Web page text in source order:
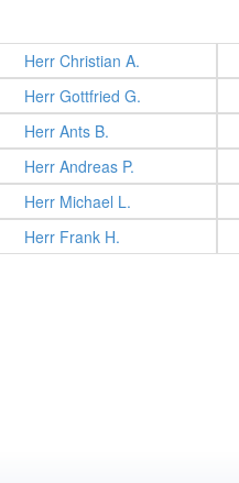
Herr Christian A.
Herr Gottfried G.
Herr Ants B.
Herr Andreas P.
Herr Michael L.
Herr Frank H.